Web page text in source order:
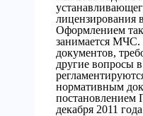
лицензирования
Оформлением
занимается МЧС.
документов,
другие вопросы
нормативным
постановлением
декабря 2011